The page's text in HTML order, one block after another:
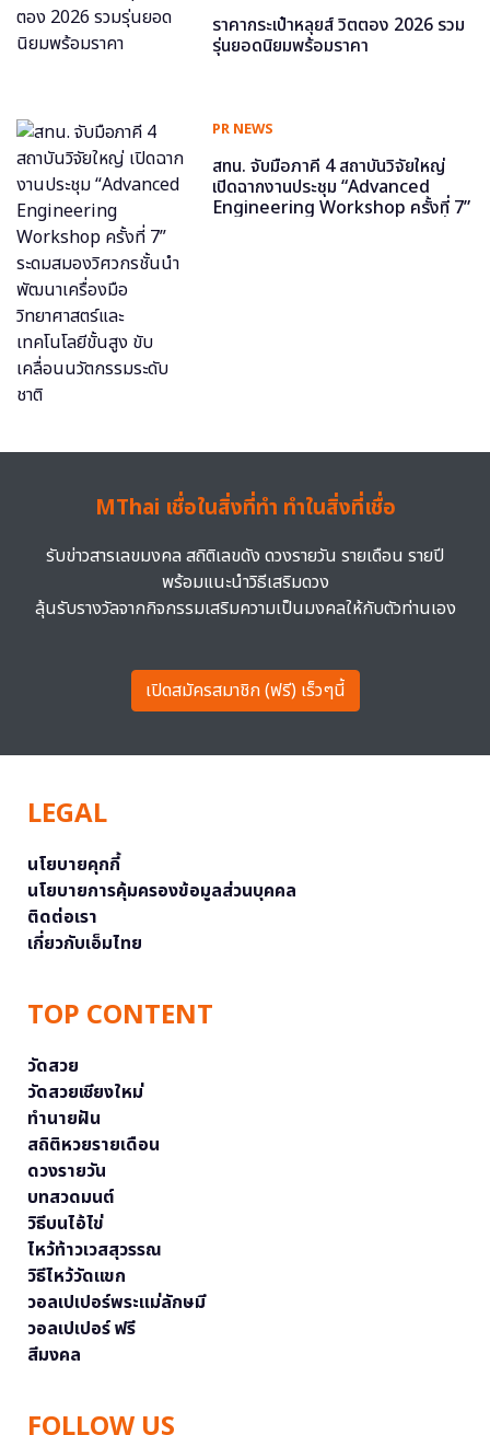
ราคากระเป๋าหลุยส์ วิตตอง 2026 รวม
รุ่นยอดนิยมพร้อมราคา
PR NEWS
สทน. จับมือภาคี 4 สถาบันวิจัยใหญ่
เปิดฉากงานประชุม “Advanced
Engineering Workshop ครั้งที่ 7”
MThai เชื่อในสิ่งที่ทำ ทำในสิ่งที่เชื่อ
รับข่าวสารเลขมงคล สถิติเลขดัง ดวงรายวัน รายเดือน รายปี
พร้อมแนะนำวิธีเสริมดวง
ลุ้นรับรางวัลจากกิจกรรมเสริมความเป็นมงคลให้กับตัวท่านเอง
เปิดสมัครสมาชิก (ฟรี) เร็วๆนี้
LEGAL
นโยบายคุกกี้
นโยบายการคุ้มครองข้อมูลส่วนบุคคล
ติดต่อเรา
เกี่ยวกับเอ็มไทย
TOP CONTENT
วัดสวย
วัดสวยเชียงใหม่
ทำนายฝัน
สถิติหวยรายเดือน
ดวงรายวัน
บทสวดมนต์
วิธีบนไอ้ไข่
ไหว้ท้าวเวสสุวรรณ
วิธีไหว้วัดแขก
วอลเปเปอร์พระแม่ลักษมี
วอลเปเปอร์ ฟรี
สีมงคล